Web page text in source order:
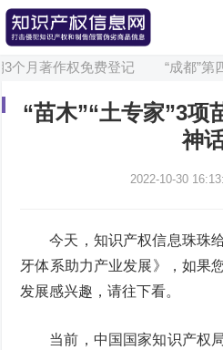
著作权免费登记 “成都”第四
“苗木”“土专家”3项
神
2022-10-30
今天，知识产权信息珠珠
牙体系助力产业发展》，如果
发展感兴趣，请往下看。
当前，中国国家知识产权